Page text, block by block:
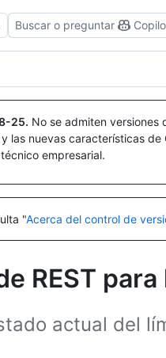
Buscar o preguntar
25. No se admiten versiones
nuevas características de
empresarial.
"Acerca del control de
REST
actual del